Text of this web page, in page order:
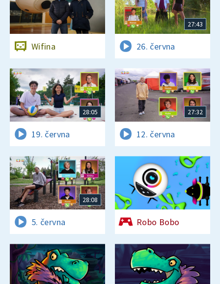
Wifina
27:43
26. června
28:05
19. června
27:32
12. června
28:08
5. června Robo Bobo